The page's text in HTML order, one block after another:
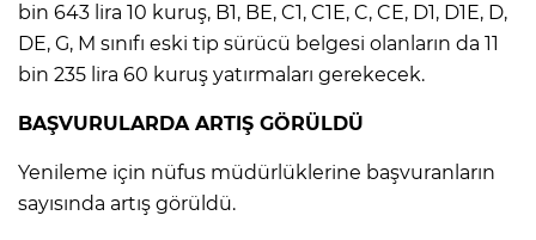
bin 643 lira 10 kuruş, B1, BE, C1, C1E, C, CE, D1, D1E, D,
DE, G, M sınıfı eski tip sürücü belgesi olanların da 11
bin 235 lira 60 kuruş yatırmaları gerekecek.
BAŞVURULARDA ARTIŞ GÖRÜLDÜ
Yenileme için nüfus müdürlüklerine başvuranların
sayısında artış görüldü.